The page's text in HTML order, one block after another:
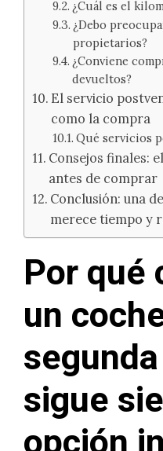
¿Cuál es el
¿Debo
propietarios?
¿Conviene
devueltos?
El servicio
como la compra
Qué servicios
Consejos finales:
antes de comprar
Conclusión: una
merece tiempo y
Por qué
un
sigue